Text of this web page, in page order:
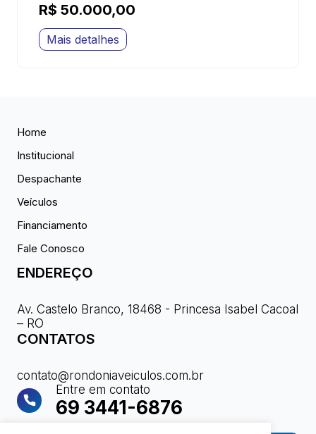
R$ 50.000,00
Mais detalhes
Home
Institucional
Despachante
Veículos
Financiamento
Fale Conosco
ENDEREÇO
Av. Castelo Branco, 18468 - Princesa Isabel Cacoal
– RO
CONTATOS
contato@rondoniaveiculos.com.br
Entre em contato
69 3441-6876